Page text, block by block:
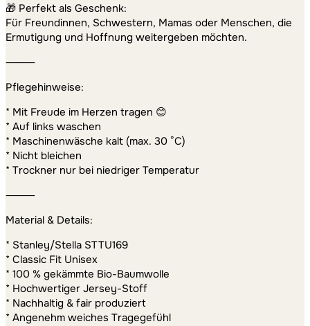
🎁 Perfekt als Geschenk:
Für Freundinnen, Schwestern, Mamas oder Menschen, die
Ermutigung und Hoffnung weitergeben möchten.
⸻
Pflegehinweise:
* Mit Freude im Herzen tragen 😊
* Auf links waschen
* Maschinenwäsche kalt (max. 30 °C)
* Nicht bleichen
* Trockner nur bei niedriger Temperatur
⸻
Material & Details:
* Stanley/Stella STTU169
* Classic Fit Unisex
* 100 % gekämmte Bio-Baumwolle
* Hochwertiger Jersey-Stoff
* Nachhaltig & fair produziert
* Angenehm weiches Tragegefühl